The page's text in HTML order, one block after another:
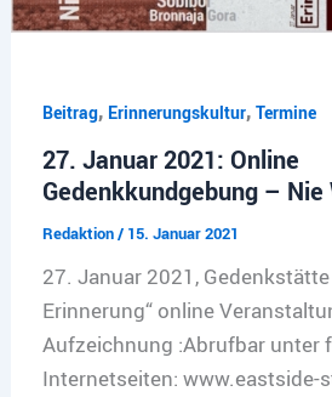
Beitrag, Erinnerungskultur, Termine
27. Januar 2021: Online
Gedenkkundgebung – Nie
Redaktion/ 15. Januar 2021
27. Januar 2021,
Erinnerung“ online
Aufzeichnung :Abrufbar unter
Internetseiten: www.eastside-